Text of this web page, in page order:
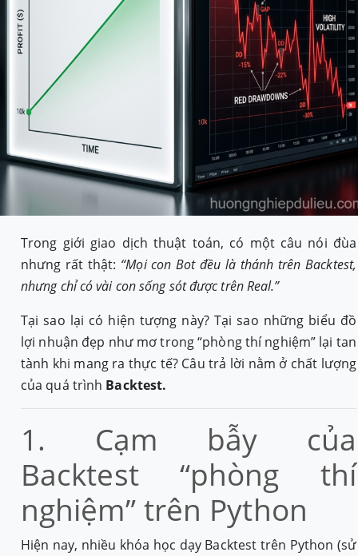
Trong giới giao dịch thuật toán, có một câu nói đùa
nhưng rất thật: “Mọi con Bot đều là thánh trên Backtest,
nhưng chỉ có vài con sống sót được trên Real.”
Tại sao lại có hiện tượng này? Tại sao những biểu đồ
lợi nhuận đẹp như mơ trong “phòng thí nghiệm” lại tan
tành khi mang ra thực tế? Câu trả lời nằm ở chất lượng
của quá trình Backtest.
1. Cạm bẫy của
Backtest “phòng thí
nghiệm” trên Python
Hiện nay, nhiều khóa học dạy Backtest trên Python (sử